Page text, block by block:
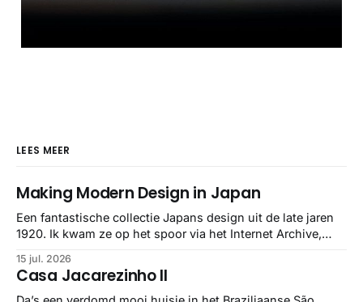
LEES MEER
Making Modern Design in Japan
Een fantastische collectie Japans design uit de late jaren
1920. Ik kwam ze op het spoor via het Internet Archive,
gebundeld in een: boek ✨ Daarin hebben ze alle scans een
stuk netter getrokken, maar op deze manier vind ik ze er
minstens
15 jul. 2026
Casa Jacarezinho II